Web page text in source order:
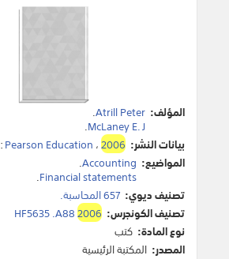
المؤلف: Atrill Peter
.
McLaney E. J
.
بيانات النشر:
:Pearson Education ،2006
المواضيع: Accounting
.
Financial statements
.
تصنيف ديوي: 657 المحاسبة.
تصنيف الكونجرس:
HF5635 .A882006
نوع المادة: كتب
المصدر: المكتبة الرئيسية